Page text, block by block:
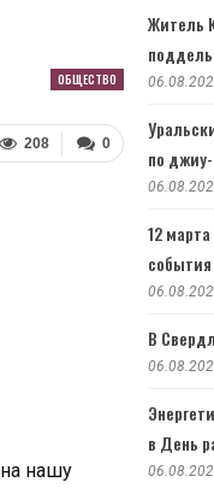
ОБЩЕСТВО
0
208
нашу
Житель
по
12
события
В
в День